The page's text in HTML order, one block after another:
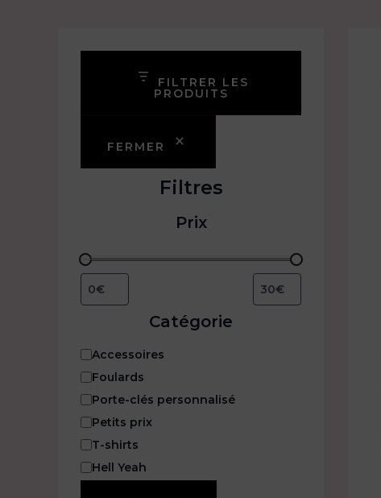
FILTRER LES
PRODUITS
FERMER
Filtres
Prix
Catégorie
C
t
g
o
r
i
e
Accessoires
Foulards
Porte-clés personnalisé
Petits prix
T-shirts
Hell Yeah